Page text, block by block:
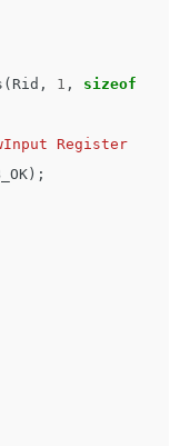
( Rid , 1 ,
sizeof
Register
);